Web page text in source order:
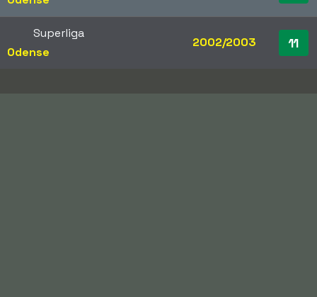
Superliga
Odense
2002/2003 11